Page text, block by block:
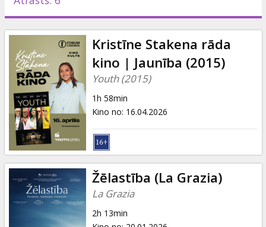
Pasākumi
Ziņas
Dāvanu
kartes
Uzkodas
B2B
Kino
Kristīne Stakena rāda
kino | Jaunība (2015)
Youth (2015)
1h 58min
Kino no: 16.04.2026
Žēlastība (La Grazia)
La Grazia
2h 13min